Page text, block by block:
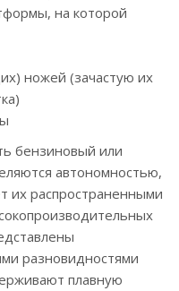
на которой
ножей (зачастую их
бензиновый или
автономностью,
их распространенными
разновидностями
плавную